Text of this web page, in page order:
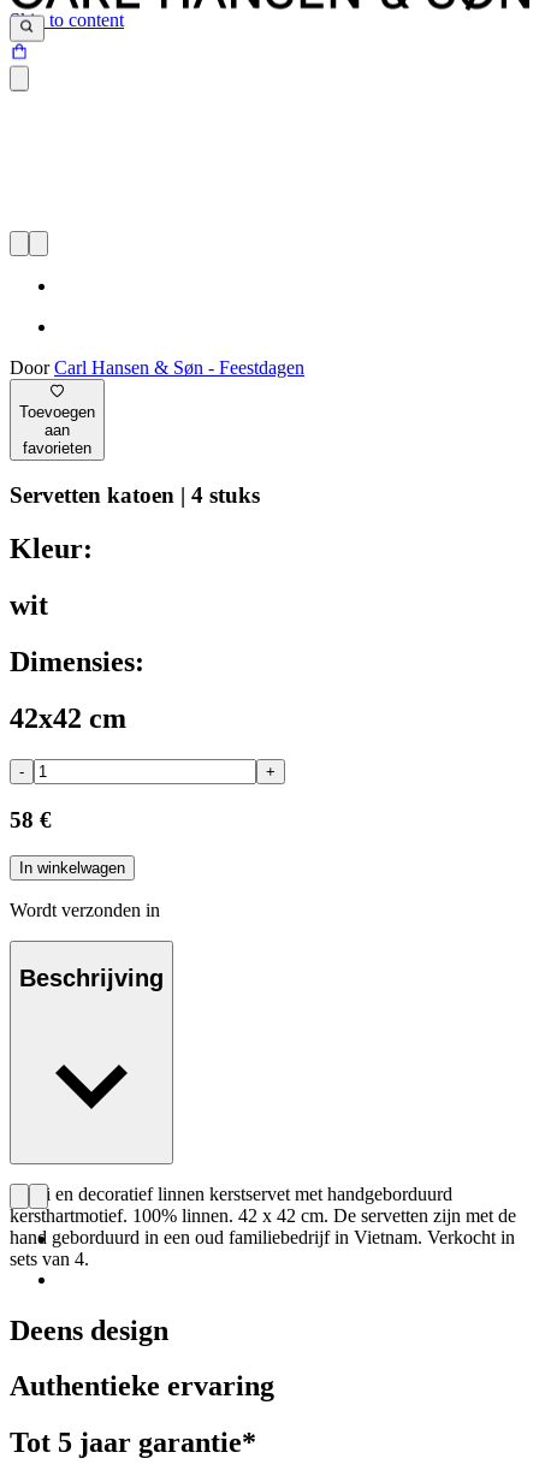
Skip to content
DoorCarl Hansen & Søn - Feestdagen
Toevoegen
aan
favorieten
Servetten katoen | 4 stuks
Kleur:
wit
Dimensies:
42x42 cm
- +
58 €
In winkelwagen
Wordt verzonden in
Beschrijving
Mooi en decoratief linnen kerstservet met handgeborduurd
kersthartmotief. 100% linnen. 42 x 42 cm. De servetten zijn met de
hand geborduurd in een oud familiebedrijf in Vietnam. Verkocht in
sets van 4.
Deens design
Authentieke ervaring
Tot 5 jaar garantie*